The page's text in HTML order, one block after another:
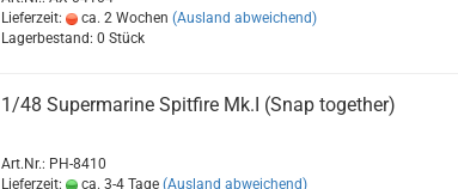
Lieferzeit:
ca. 2 Wochen (Ausland abweichend)
Lagerbestand: 0 Stück
1/48 Supermarine Spitfire Mk.I (Snap together)
Art.Nr.: PH-8410
Lieferzeit:
ca. 3-4 Tage (Ausland abweichend)